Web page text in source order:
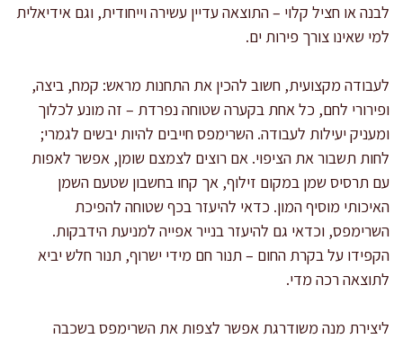
לבנה או חציל קלוי – התוצאה עדיין עשירה וייחודית, וגם אידיאלית
למי שאינו צורך פירות ים.
לעבודה מקצועית, חשוב להכין את התחנות מראש: קמח, ביצה,
ופירורי לחם, כל אחת בקערה שטוחה נפרדת – זה מונע לכלוך
ומעניק יעילות לעבודה. השרימפס חייבים להיות יבשים לגמרי;
לחות תשבור את הציפוי. אם רוצים לצמצם שומן, אפשר לאפות
עם תרסיס שמן במקום זילוף, אך קחו בחשבון שטעם השמן
האיכותי מוסיף המון. כדאי להיעזר בכף שטוחה להפיכת
השרימפס, וכדאי גם להיעזר בנייר אפייה למניעת הידבקות.
הקפידו על בקרת החום – תנור חם מידי ישרוף, תנור חלש יביא
לתוצאה רכה מדי.
ליצירת מנה משודרגת אפשר לצפות את השרימפס בשכבה